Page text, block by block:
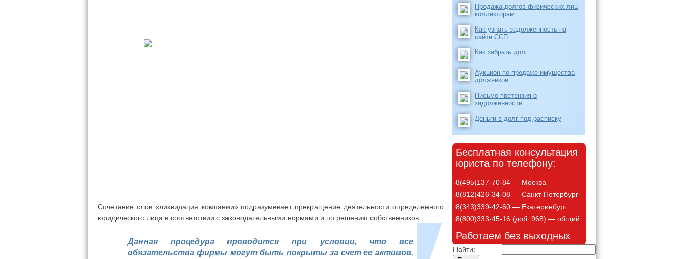
Сочетание слов «ликвидация компании» подразумевает прекращение деятельности определенного
юридического лица в соответствии с законодательными нормами и по решению собственников.
Данная процедура проводится при условии, что все
обязательства фирмы могут быть покрыты за счет ее активов.
Продажа долгов физических лиц
коллекторам
Как узнать задолженность на
сайте ССП
Как забрать долг
Аукцион по продаже имущества
должников
Письмо-претензия о
задолженности
Деньги в долг под расписку
Бесплатная консультация
юриста по телефону:
8(495)137-70-84 — Москва
8(812)426-34-08 — Санкт-Петербург
8(343)339-42-60 — Екатеринбург
8(800)333-45-16 (доб. 968) — общий
Работаем без выходных
Найти: